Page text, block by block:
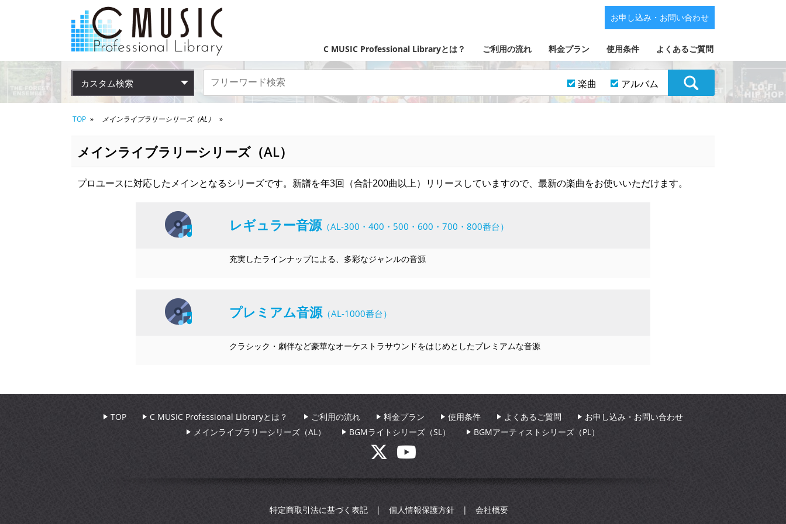
C MUSIC Professional Libraryとは？ ご利用の流れ 料金プラン 使用条件 よくあるご質問
お申し込み・お問い合わせ
カスタム検索 楽曲 アルバム
TOP メインライブラリーシリーズ（AL）
メインライブラリーシリーズ（AL）
プロユースに対応したメインとなるシリーズです。新譜を年3回（合計200曲以上）リリースしていますので、最新の楽曲をお使いいただけます。
レギュラー音源 （AL-300・400・500・600・700・800番台）
充実したラインナップによる、多彩なジャンルの音源
プレミアム音源 （AL-1000番台）
クラシック・劇伴など豪華なオーケストラサウンドをはじめとしたプレミアムな音源
TOP C MUSIC Professional Libraryとは？ ご利用の流れ 料金プラン 使用条件 よくあるご質問
お申し込み・お問い合わせ
メインライブラリーシリーズ（AL）
BGMライトシリーズ（SL） BGMアーティストシリーズ（PL）
特定商取引法に基づく表記 個人情報保護方針 会社概要